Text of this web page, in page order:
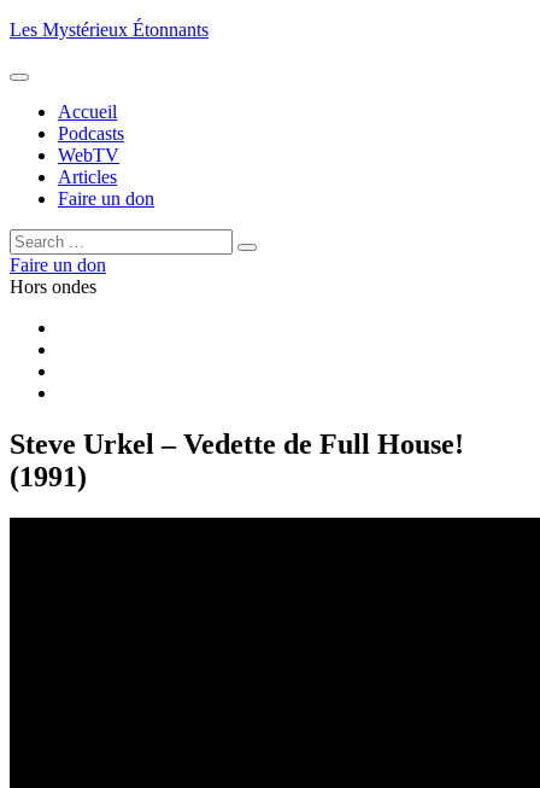
Aller
contenu
Les Mystérieux Étonnants
Accueil
Podcasts
WebTV
Articles
Faire un don
Rechercher :
Rechercher
Faire un don
Hors ondes
Steve Urkel – Vedette de Full House!
(1991)